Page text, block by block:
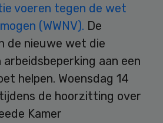
voeren tegen de wet
(WWNV). De
de nieuwe wet die
arbeidsbeperking aan een
helpen. Woensdag 14
de hoorzitting over
Kamer